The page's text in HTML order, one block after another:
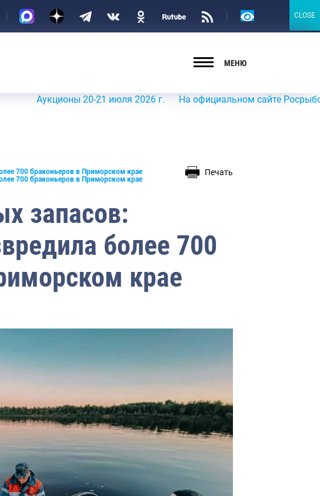
Версия
МЕНЮ
20-21 июля 2026 г. На официальном сайте Росрыболовства
700 браконьеров в Приморском крае
700 браконьеров в Приморском крае
Печать
запасов:
более 700
крае
CLOSE
CLOSE